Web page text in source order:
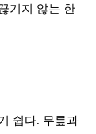
기지 않는 한
쉽다. 무릎과